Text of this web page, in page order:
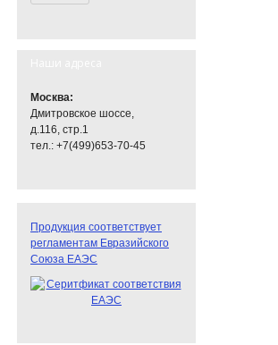
Москва:
Дмитровское шоссе,
д.116, стр.1
тел.: +7(499)653-70-45
Продукция соответствует
регламентам Евразийского
Союза ЕАЭС